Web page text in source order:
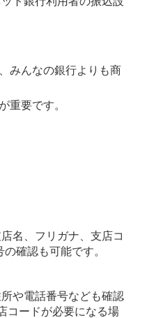
みんなの銀行よりも商
重要です。
名、フリガナ、支店コ
確認も可能です。
や電話番号なども確認
コードが必要になる場